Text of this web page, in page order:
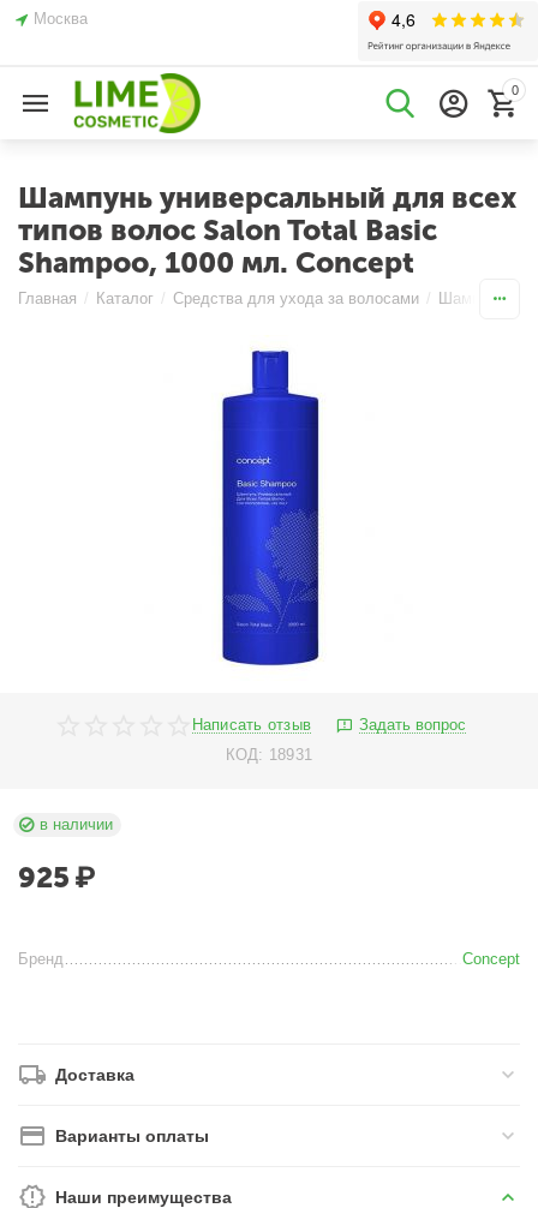
Москва
0
Шампунь универсальный для всех
типов волос Salon Total Basic
Shampoo, 1000 мл. Сoncept
Главная / Каталог / Средства для ухода за волосами / Шампуни
Написать отзыв
Задать вопрос
КОД: 18931
в наличии
925 ₽
Бренд Concept
Доставка
Варианты оплаты
Наши преимущества